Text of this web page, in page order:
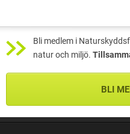
Bli medlem i
natur och miljö.
BLI